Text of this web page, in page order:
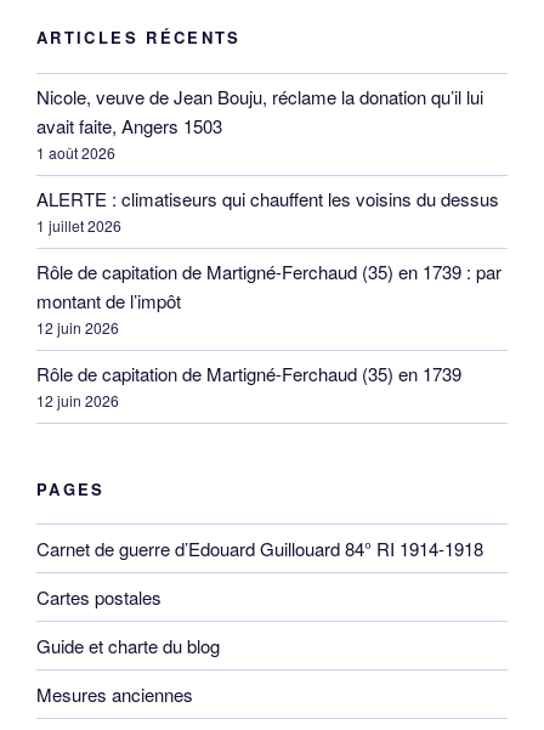
ARTICLES RÉCENTS
Nicole, veuve de Jean Bouju, réclame la donation qu’il lui
avait faite, Angers 1503
1 août 2026
ALERTE : climatiseurs qui chauffent les voisins du dessus
1 juillet 2026
Rôle de capitation de Martigné-Ferchaud (35) en 1739 : par
montant de l’impôt
12 juin 2026
Rôle de capitation de Martigné-Ferchaud (35) en 1739
12 juin 2026
PAGES
Carnet de guerre d’Edouard Guillouard 84° RI 1914-1918
Cartes postales
Guide et charte du blog
Mesures anciennes